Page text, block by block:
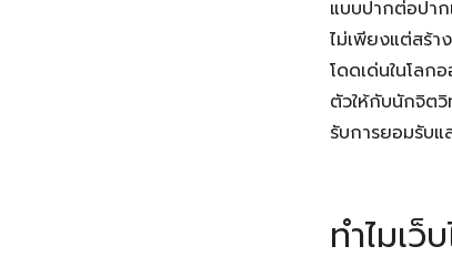
แบบปากต่อปา
ไม่เพียงแต่สร้า
โดดเด่นในโลก
ตัวให้กับนักจิต
รับการยอมรับแ
ทำไมเ